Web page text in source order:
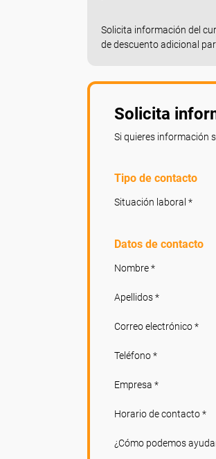
Solicita información del
de descuento adicional
Solicita
Si quieres información
Tipo de contacto
Situación laboral *
Datos de contacto
Nombre *
Apellidos *
Correo electrónico *
Teléfono *
Empresa *
Horario de contacto *
¿Cómo podemos